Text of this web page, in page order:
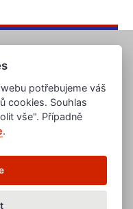
potřebujeme váš
cookies. Souhlas
vše". Případně
.